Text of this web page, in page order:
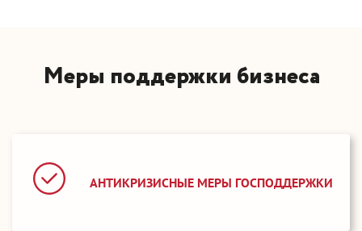
Меры поддержки бизнеса
АНТИКРИЗИСНЫЕ МЕРЫ ГОСПОДДЕРЖКИ